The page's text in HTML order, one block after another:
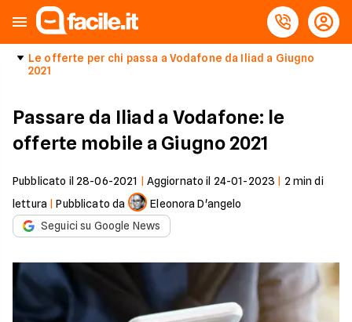
Le offerte per chi passa a Vodafone da Iliad a Giugno
2021
Passare da Iliad a Vodafone: le
offerte mobile a Giugno 2021
Pubblicato il 28-06-2021 Aggiornato il 24-01-2023 2 min di
lettura |Pubblicato da
Eleonora D'angelo
Seguici su Google News